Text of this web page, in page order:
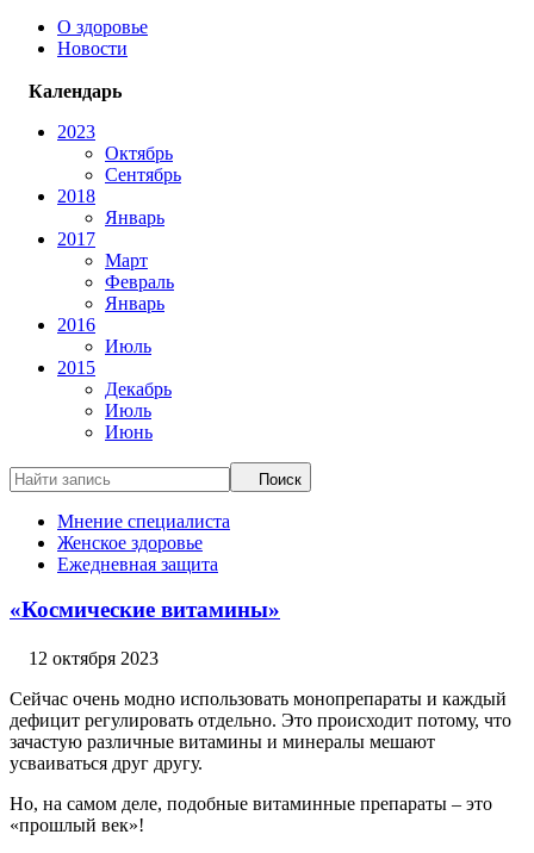
О здоровье
Новости
Календарь
2023
Октябрь
Сентябрь
2018
Январь
2017
Март
Февраль
Январь
2016
Июль
2015
Декабрь
Июль
Июнь
Поиск
Мнение специалиста
Женское здоровье
Ежедневная защита
«Космические витамины»
12 октября 2023
Сейчас очень модно использовать монопрепараты и каждый
дефицит регулировать отдельно. Это происходит потому, что
зачастую различные витамины и минералы мешают
усваиваться друг другу.
Но, на самом деле, подобные витаминные препараты – это
«прошлый век»!